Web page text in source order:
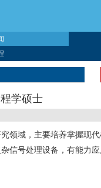
学硕士
域，主要培养掌握现
号处理设备，有能力